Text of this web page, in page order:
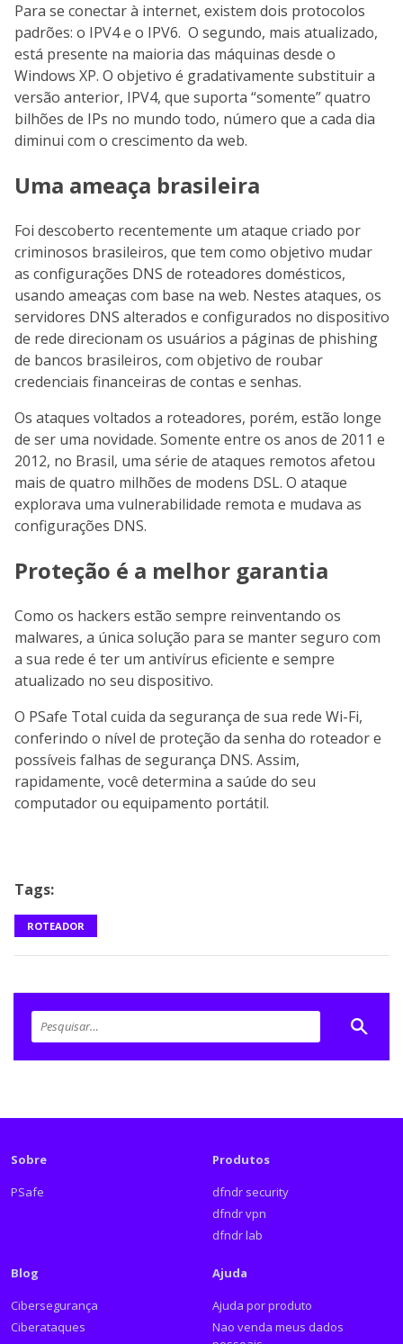
Para se conectar à internet, existem dois protocolos
padrões: o IPV4 e o IPV6. O segundo, mais atualizado,
está presente na maioria das máquinas desde o
Windows XP. O objetivo é gradativamente substituir a
versão anterior, IPV4, que suporta “somente” quatro
bilhões de IPs no mundo todo, número que a cada dia
diminui com o crescimento da web.
Uma ameaça brasileira
Foi descoberto recentemente um ataque criado por
criminosos brasileiros, que tem como objetivo mudar
as configurações DNS de roteadores domésticos,
usando ameaças com base na web. Nestes ataques, os
servidores DNS alterados e configurados no dispositivo
de rede direcionam os usuários a páginas de phishing
de bancos brasileiros, com objetivo de roubar
credenciais financeiras de contas e senhas.
Os ataques voltados a roteadores, porém, estão longe
de ser uma novidade. Somente entre os anos de 2011 e
2012, no Brasil, uma série de ataques remotos afetou
mais de quatro milhões de modens DSL. O ataque
explorava uma vulnerabilidade remota e mudava as
configurações DNS.
Proteção é a melhor garantia
Como os hackers estão sempre reinventando os
malwares, a única solução para se manter seguro com
a sua rede é ter um antivírus eficiente e sempre
atualizado no seu dispositivo.
O PSafe Total cuida da segurança de sua rede Wi-Fi,
conferindo o nível de proteção da senha do roteador e
possíveis falhas de segurança DNS. Assim,
rapidamente, você determina a saúde do seu
computador ou equipamento portátil.
Tags:
ROTEADOR
Sobre
PSafe
Produtos
dfndr security
dfndr vpn
dfndr lab
Blog
Cibersegurança
Ciberataques
Ajuda
Ajuda por produto
Nao venda meus dados